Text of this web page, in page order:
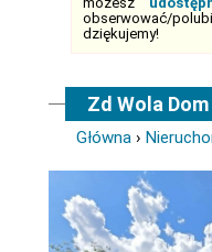
obserwować/
dziękujemy!
Zd Wola
Główna ›